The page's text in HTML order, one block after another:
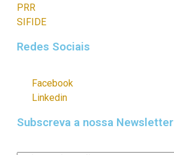
PRR
SIFIDE
Redes Sociais
Facebook
Linkedin
Subscreva a nossa Newsletter